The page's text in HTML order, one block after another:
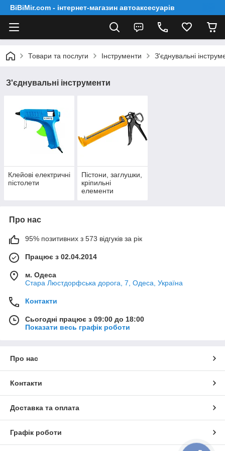
BiBiMir.com - інтернет-магазин автоаксесуарів
Товари та послуги Інструменти З'єднувальні
З'єднувальні інструменти
Клейові електричні
пістолети
Пістони, заглушки,
кріпильні
елементи
Про нас
95% позитивних з 573 відгуків за рік
Працює з 02.04.2014
м. Одеса
Стара Люстдорфська дорога, 7, Одеса, Україна
Контакти
Сьогодні працює з 09:00 до 18:00
Показати весь графік роботи
Про нас
Контакти
Доставка та оплата
Графік роботи